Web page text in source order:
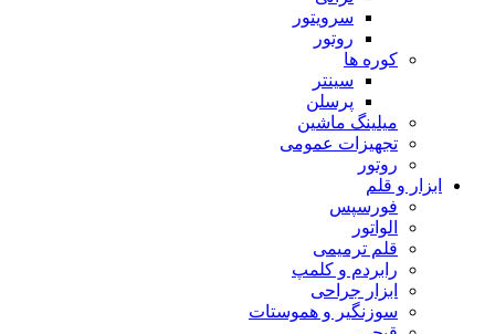
سرویتور
روتور
کوره ها
سینتر
پرسلن
میلینگ ماشین
تجهیزات عمومی
روتور
ابزار و قلم
فورسپس
الواتور
قلم ترمیمی
رابردم و کلمپ
ابزار جراحی
سوزنگیر و هموستات